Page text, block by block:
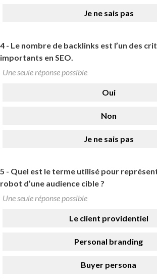
Je ne sais pas
4 - Le nombre de backlinks est l’un des
importants en SEO.
Une seule réponse possible
Oui
Non
Je ne sais pas
5 - Quel est le terme utilisé pour
robot d’une audience cible ?
Une seule réponse possible
Le client providentiel
Personal branding
Buyer persona